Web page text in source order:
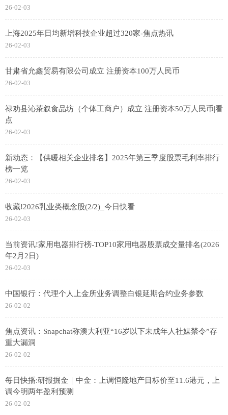
26-02-03
上海2025年日均新增科技企业超过320家-焦点热讯
26-02-03
甘肃省允鑫贸易有限公司成立 注册资本100万人民币
26-02-03
禄劝县沁茶叙食品坊（个体工商户）成立 注册资本50万人民币|看
点
26-02-03
新动态：【供暖相关企业排名】2025年第三季度股票毛利率排行
榜一览
26-02-03
收藏!2026乳业类概念股(2/2)_今日快看
26-02-03
当前资讯!家用电器排行榜-TOP10家用电器股票成交量排名(2026
年2月2日)
26-02-03
中国银行：代理个人上金所业务调整白银延期合约业务参数
26-02-02
焦点资讯：Snapchat称澳大利亚“16岁以下未成年人社媒禁令”存
重大漏洞
26-02-02
每日快播:研报掘金｜中金：上调恒隆地产目标价至11.6港元，上
调今明两年盈利预测
26-02-02